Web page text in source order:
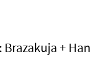
Brazakuja +